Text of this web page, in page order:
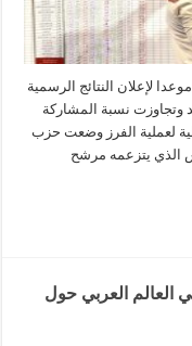
لإعلان النتائج الرسمية
وتجاوزت نسبة المشاركة
لعملية الفرز وضعت حزب
الذي يتزعمه مرشح
العالم العربي حول